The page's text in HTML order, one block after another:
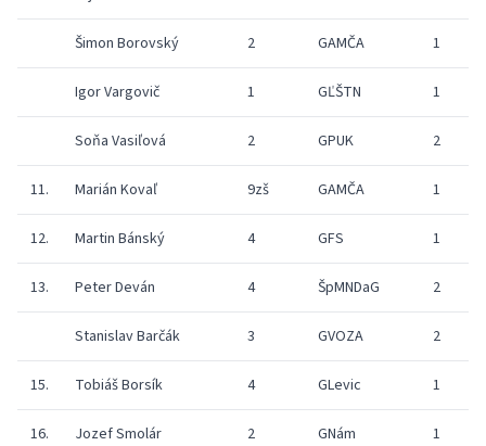
Šimon Borovský 2 GAMČA 1
Igor Vargovič 1 GĽŠTN 1
Soňa Vasiľová 2 GPUK 2
11. Marián Kovaľ 9zš GAMČA 1
12. Martin Bánský 4 GFS 1
13. Peter Deván 4 ŠpMNDaG 2
Stanislav Barčák 3 GVOZA 2
15. Tobiáš Borsík 4 GLevic 1
16. Jozef Smolár 2 GNám 1